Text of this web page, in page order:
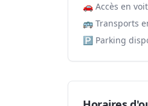
🚗 Accès en
🚌 Transports
🅿️ Parking